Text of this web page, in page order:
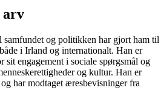
arv
og politikken har gjort ham til
i Irland og internationalt. Han er
sit engagement i sociale spørgsmål og
og kultur. Han er
har modtaget æresbevisninger fra